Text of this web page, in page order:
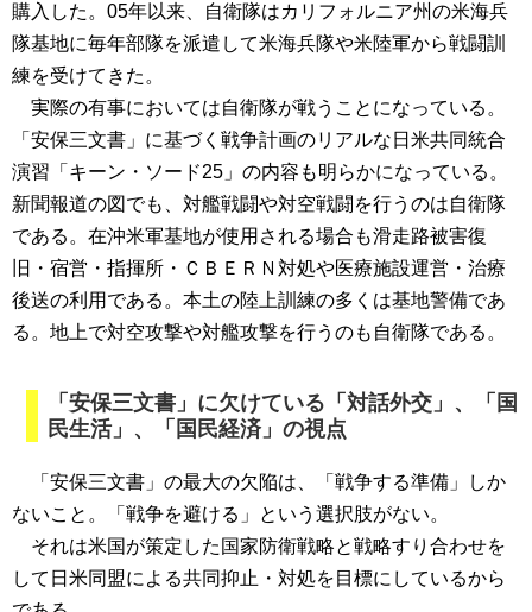
購入した。05年以来、自衛隊はカリフォルニア州の米海兵
隊基地に毎年部隊を派遣して米海兵隊や米陸軍から戦闘訓
練を受けてきた。
実際の有事においては自衛隊が戦うことになっている。
「安保三文書」に基づく戦争計画のリアルな日米共同統合
演習「キーン・ソード25」の内容も明らかになっている。
新聞報道の図でも、対艦戦闘や対空戦闘を行うのは自衛隊
である。在沖米軍基地が使用される場合も滑走路被害復
旧・宿営・指揮所・ＣＢＥＲＮ対処や医療施設運営・治療
後送の利用である。本土の陸上訓練の多くは基地警備であ
る。地上で対空攻撃や対艦攻撃を行うのも自衛隊である。
「安保三文書」に欠けている「対話外交」、「国
民生活」、「国民経済」の視点
「安保三文書」の最大の欠陥は、「戦争する準備」しか
ないこと。「戦争を避ける」という選択肢がない。
それは米国が策定した国家防衛戦略と戦略すり合わせを
して日米同盟による共同抑止・対処を目標にしているから